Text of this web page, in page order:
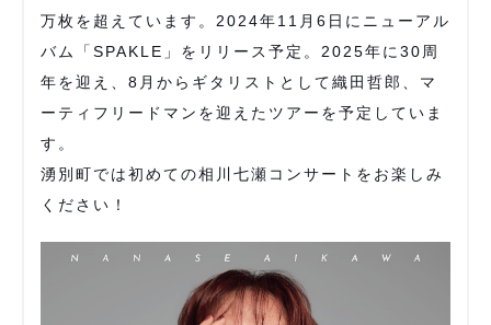
万枚を超えています。2024年11月6日にニューアル
バム「SPAKLE」をリリース予定。2025年に30周
年を迎え、8月からギタリストとして織田哲郎、マ
ーティフリードマンを迎えたツアーを予定していま
す。
湧別町では初めての相川七瀬コンサートをお楽しみ
ください！